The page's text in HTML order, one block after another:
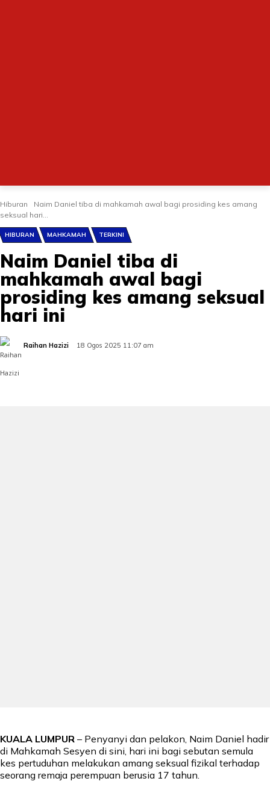
Hiburan
Naim Daniel tiba di mahkamah awal bagi prosiding kes amang
seksual hari...
HIBURAN MAHKAMAH TERKINI
Naim Daniel tiba di
mahkamah awal bagi
prosiding kes amang seksual
hari ini
Raihan Hazizi 18 Ogos 2025 11:07 am
KUALA LUMPUR – Penyanyi dan pelakon, Naim Daniel hadir
di Mahkamah Sesyen di sini, hari ini bagi sebutan semula
kes pertuduhan melakukan amang seksual fizikal terhadap
seorang remaja perempuan berusia 17 tahun.